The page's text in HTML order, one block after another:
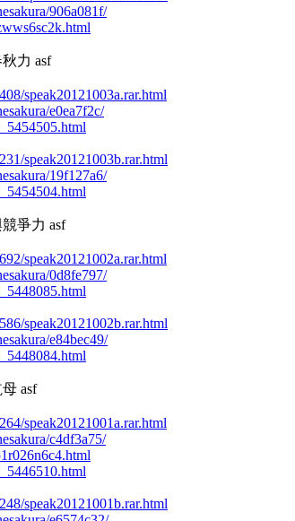
906a081f/
力 asf
speak20121003a.rar.html
e0ea7f2c/
speak20121003b.rar.html
19f127a6/
爭力 asf
speak20121002a.rar.html
0d8fe797/
speak20121002b.rar.html
e84bec49/
asf
speak20121001a.rar.html
c4df3a75/
speak20121001b.rar.html